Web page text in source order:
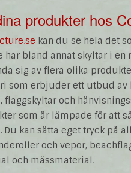
produkter hos
kan du se hela det
har bland annat skyltar i en
sig av flera olika
som erbjuder ett utbud av
flaggskyltar och
som är lämpade för att
Du kan sätta eget tryck på
och vepor,
och mässmaterial.